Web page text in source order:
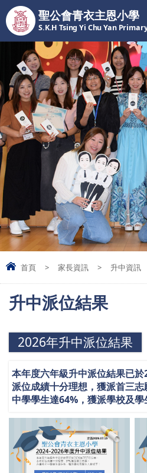
聖公會青衣主恩小學
S.K.H Tsing Yi Chu Yan
首頁 > 家長資訊 > 升中資訊
升中派位結果
2026年升中派位結果
本年度六年級升中派位結果已於
派位成績十分理想，獲派首三志
中學學生達64% ， 獲派學校及